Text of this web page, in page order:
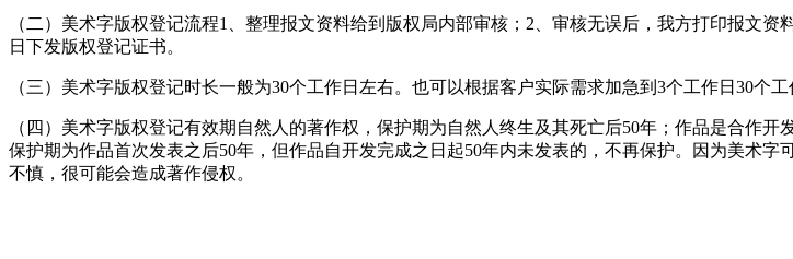
（二）美术字版权登记流程1、整理报文资料给到版权局内部审核；2、审核无误后，我方打印报文
日下发版权登记证书。
（三）美术字版权登记时长一般为30个工作日左右。也可以根据客户实际需求加急到3个工作日30个工
（四）美术字版权登记有效期自然人的著作权，保护期为自然人终生及其死亡后50年；作品是合作
保护期为作品首次发表之后50年，但作品自开发完成之日起50年内未发表的，不再保护。因为美术
不慎，很可能会造成著作侵权。